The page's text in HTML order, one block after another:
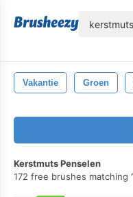
Vakantie Groen
Kerstmuts Penselen
172 free brushes matching